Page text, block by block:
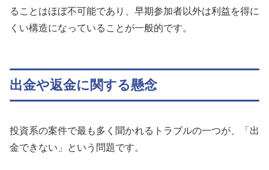
ることはほぼ不可能であり、早期参加者以外は利益を得に
くい構造になっていることが一般的です。
出金や返金に関する懸念
投資系の案件で最も多く聞かれるトラブルの一つが、「出
金できない」という問題です。